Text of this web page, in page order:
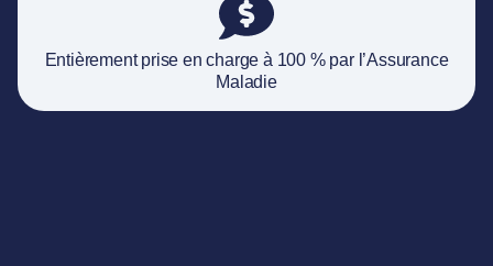
Entièrement prise en charge à 100 % par l’Assurance
Maladie